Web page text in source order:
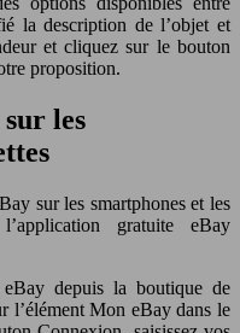
la description de l’objet et
et cliquez sur le bouton
proposition.
les
sur les smartphones et les
gratuite eBay
depuis la boutique de
l’élément Mon eBay dans le